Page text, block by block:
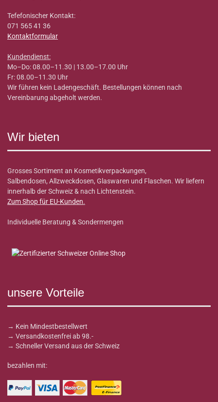
Tefefonischer Kontakt:
071 565 41 36
Kontaktformular
Kundendienst:
Mo–Do: 08.00–11.30 | 13.00–17.00 Uhr
Fr: 08.00–11.30 Uhr
Wir führen kein Ladengeschäft. Bestellungen können nach
Vereinbarung abgeholt werden.
Wir bieten
Grosses Sortiment an Kosmetikverpackungen,
Salbendosen, Allzweckdosen, Glaswaren und Flaschen. Wir liefern
innerhalb der Schweiz & nach Lichtenstein.
Zum Shop für EU-Kunden.
Individuelle Beratung & Sondermengen
unsere Vorteile
→ Kein Mindestbestellwert
→ Versandkostenfrei ab 98.-
→ Schneller Versand aus der Schweiz
bezahlen mit: